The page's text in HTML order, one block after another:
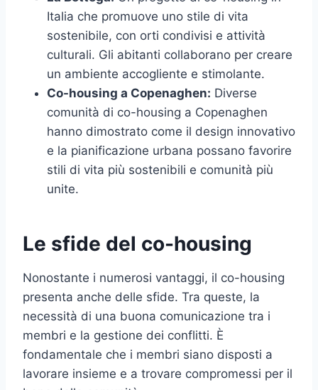
Italia che promuove uno stile di vita
sostenibile, con orti condivisi e attività
culturali. Gli abitanti collaborano per creare
un ambiente accogliente e stimolante.
Co-housing a Copenaghen: Diverse
comunità di co-housing a Copenaghen
hanno dimostrato come il design innovativo
e la pianificazione urbana possano favorire
stili di vita più sostenibili e comunità più
unite.
Le sfide del co-housing
Nonostante i numerosi vantaggi, il co-housing
presenta anche delle sfide. Tra queste, la
necessità di una buona comunicazione tra i
membri e la gestione dei conflitti. È
fondamentale che i membri siano disposti a
lavorare insieme e a trovare compromessi per il